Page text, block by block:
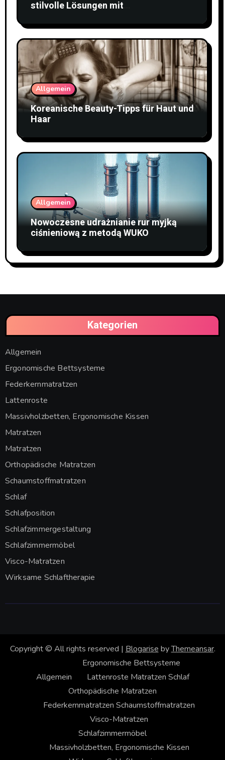
stilvolle Lösungen mit
Allgemein
Koreanische Beauty-Tipps für Haut und
Haar
Allgemein
Nowoczesne udrażnianie rur myjką
ciśnieniową z metodą WUKO
Kategorien
Allgemein
Ergonomische Bettsysteme
Federkernmatratzen
Lattenroste
Massivholzbetten, Ergonomische Kissen
Matratzen
Matratzen
Orthopädische Matratzen
Schaumstoffmatratzen
Schlaf
Schlafposition
Schlafzimmergestaltung
Schlafzimmermöbel
Visco-Matratzen
Wirksame Schlaftherapie
Copyright © All rights reserved | Blogarise byThemeansar.
Allgemein
Ergonomische Bettsysteme
Lattenroste Matratzen Schlaf
Orthopädische Matratzen
Federkernmatratzen Schaumstoffmatratzen
Visco-Matratzen
Schlafzimmermöbel
Massivholzbetten, Ergonomische Kissen